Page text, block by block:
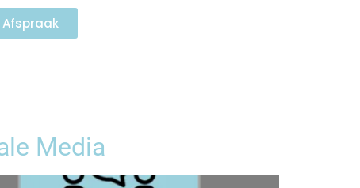
Afspraak
Media